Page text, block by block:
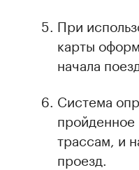
При
карты
начала
Система
трассам, и
проезд.